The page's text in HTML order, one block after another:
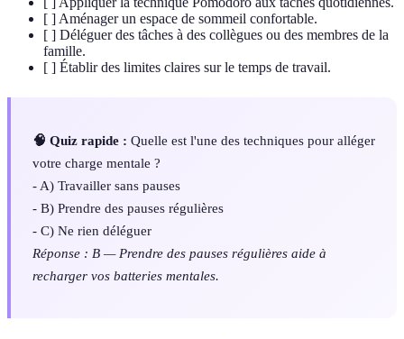
[ ] Aménager un espace de sommeil confortable.
[ ] Déléguer des tâches à des collègues ou des membres de la
famille.
[ ] Établir des limites claires sur le temps de travail.
🧠 Quiz rapide : Quelle est l'une des techniques pour alléger
votre charge mentale ?
- A) Travailler sans pauses
- B) Prendre des pauses régulières
- C) Ne rien déléguer
Réponse : B — Prendre des pauses régulières aide à
recharger vos batteries mentales.